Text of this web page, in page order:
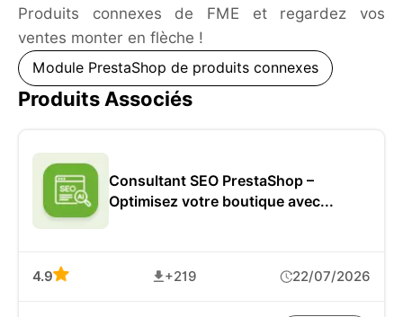
Produits connexes de FME et regardez vos
ventes monter en flèche !
Module PrestaShop de produits connexes
Produits Associés
Consultant SEO PrestaShop –
Optimisez votre boutique avec...
4.9 +219 22/07/2026